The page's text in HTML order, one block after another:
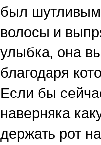
был
волосы и
улыбка, она
благодаря
Если бы
наверняка
держать рот